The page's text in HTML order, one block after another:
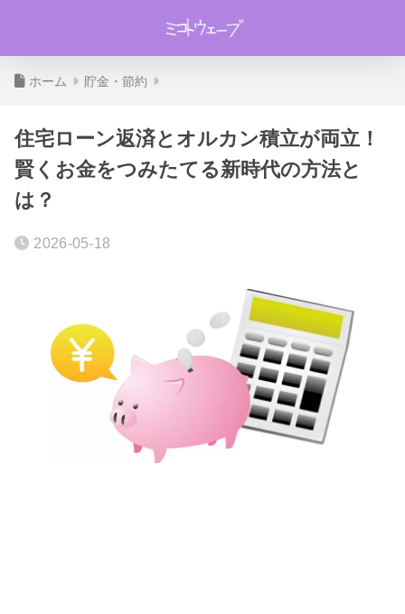
ホーム 貯金・節約
住宅ローン返済とオルカン積立が両立！
賢くお金をつみたてる新時代の方法と
は？
2026-05-18